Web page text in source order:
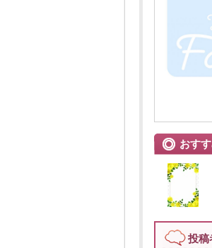
おす
投稿